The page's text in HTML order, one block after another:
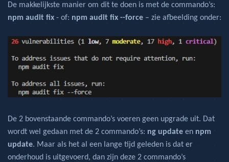
De makkelijkste manier om dit te doen is met de commando’s:
npm audit fix - of: npm audit fix --force – zie afbeelding onder:
De 2 bovenstaande commando’s voeren geen upgrade uit. Dat
wordt wel gedaan met de 2 commando’s: ng updateen npm
update. Maar als het al een lange tijd geleden is dat er
onderhoud is uitgevoerd, dan zijn deze 2 commando’s